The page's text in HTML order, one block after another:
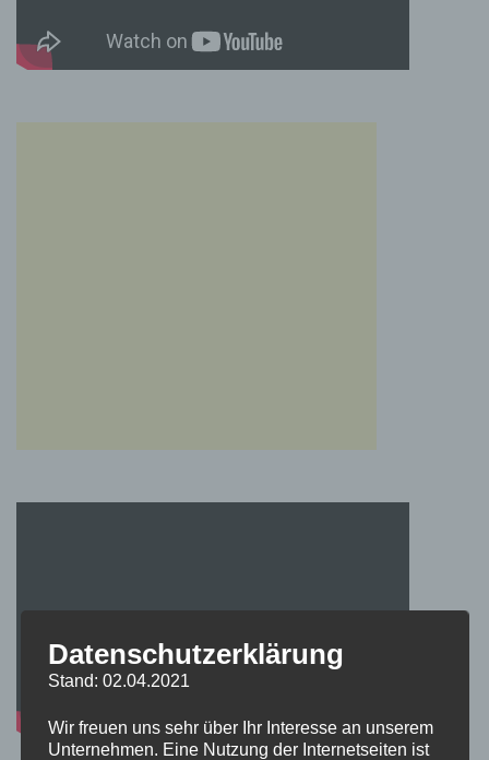
Datenschutzerklärung
Stand: 02.04.2021
Wir freuen uns sehr über Ihr Interesse an unserem
Unternehmen. Eine Nutzung der Internetseiten ist